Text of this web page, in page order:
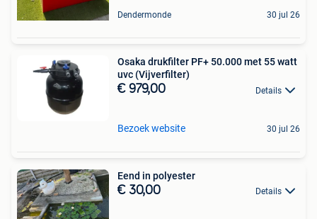
Dendermonde 30 jul 26
Osaka drukfilter PF+ 50.000 met 55 watt
uvc (Vijverfilter)
€ 979,00 Details
Bezoek website 30 jul 26
Eend in polyester
€ 30,00 Details